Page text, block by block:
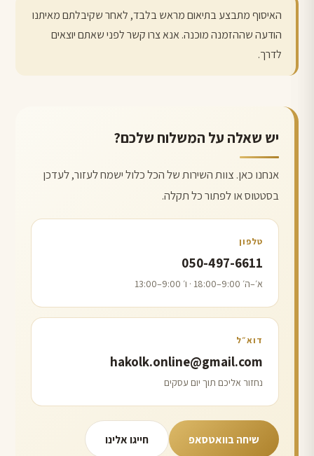
האיסוף מתבצע בתיאום מראש בלבד, לאחר שקיבלתם מאיתנו
הודעה שההזמנה מוכנה. אנא צרו קשר לפני שאתם יוצאים
לדרך.
יש שאלה על המשלוח שלכם?
אנחנו כאן. צוות השירות של הכל כלול ישמח לעזור, לעדכן
בסטטוס או לפתור כל תקלה.
טלפון
050-497-6611
א׳–ה׳ 9:00–18:00 · ו׳ 9:00–13:00
דוא״ל
hakolk.online@gmail.com
נחזור אליכם תוך יום עסקים
שיחה בוואטסאפ חייגו אלינו